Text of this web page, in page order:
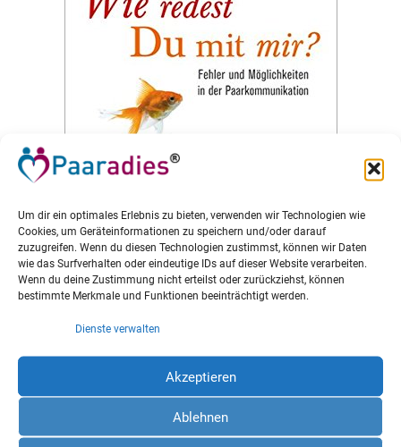
Um dir ein optimales Erlebnis zu bieten, verwenden wir Technologien wie
Cookies, um Geräteinformationen zu speichern und/oder darauf
zuzugreifen. Wenn du diesen Technologien zustimmst, können wir Daten
wie das Surfverhalten oder eindeutige IDs auf dieser Website verarbeiten.
Wenn du deine Zustimmung nicht erteilst oder zurückziehst, können
bestimmte Merkmale und Funktionen beeinträchtigt werden.
Dienste verwalten
Akzeptieren
Ablehnen
WIE REDEST DU MIT MIR?
„Engl, J. & Thurmaier, F.“